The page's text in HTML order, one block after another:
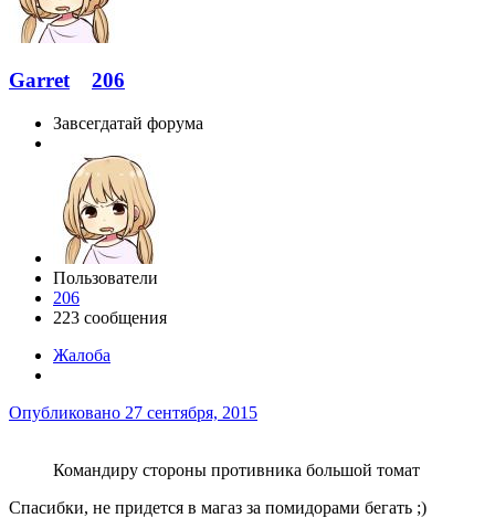
Garret 206
Завсегдатай форума
Пользователи
206
223 сообщения
Жалоба
Опубликовано 27 сентября, 2015
Командиру стороны противника большой томат
Спасибки, не придется в магаз за помидорами бегать ;)